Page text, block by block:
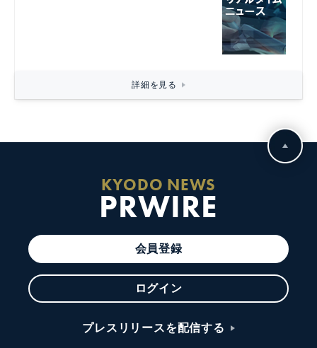
詳細を見る
KYODO NEWS
PRWIRE
会員登録
ログイン
プレスリリースを配信する